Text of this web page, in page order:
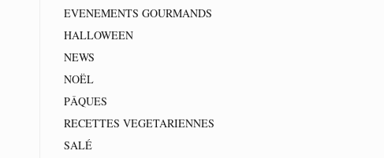
EVENEMENTS GOURMANDS
HALLOWEEN
NEWS
NOËL
PÂQUES
RECETTES VEGETARIENNES
SALÉ